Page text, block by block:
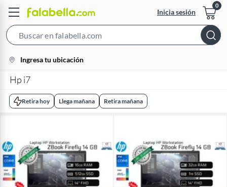
Inicia sesión
Bar
location-
icon
Ingresa tu ubicación
Hp i7
Retira hoy Llega mañana Retira mañana